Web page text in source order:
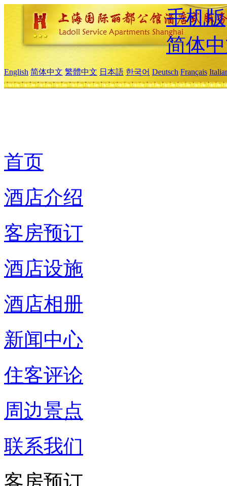
手机版
简体
English 简体中文 繁體中文 日本語 한국어 Deutsch Français
首页
酒店介绍
客房预订
酒店设施
酒店相册
新闻中心
住客评论
周边景点
联系我们